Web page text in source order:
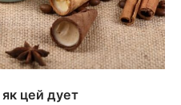
цей дует